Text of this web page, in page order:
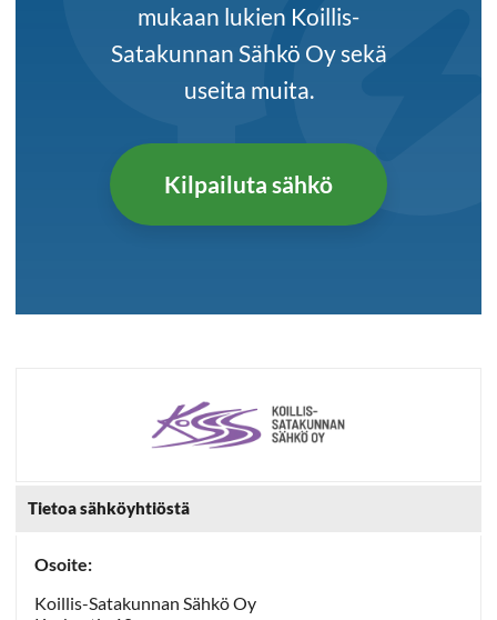
mukaan lukien Koillis-
Satakunnan Sähkö Oy sekä
useita muita.
Kilpailuta sähkö
Tietoa sähköyhtiöstä
Osoite:
Koillis-Satakunnan Sähkö Oy